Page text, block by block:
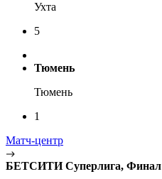
Ухта
5
Тюмень
Тюмень
1
Матч-центр
БЕТСИТИ Суперлига, Финал